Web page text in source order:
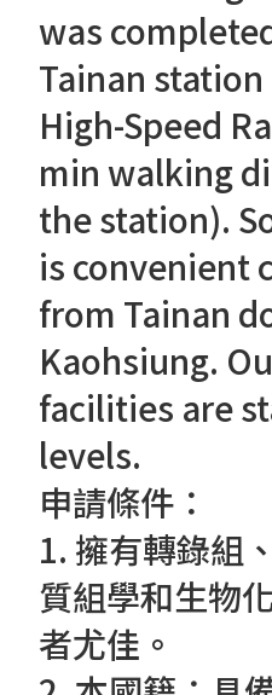
was
Tainan
High-Speed
min walking
the station).
is convenient
from Tainan
Kaohsiung.
facilities are
levels.
申請條件：
1. 擁有轉錄組
質組學和生物
者尤佳。